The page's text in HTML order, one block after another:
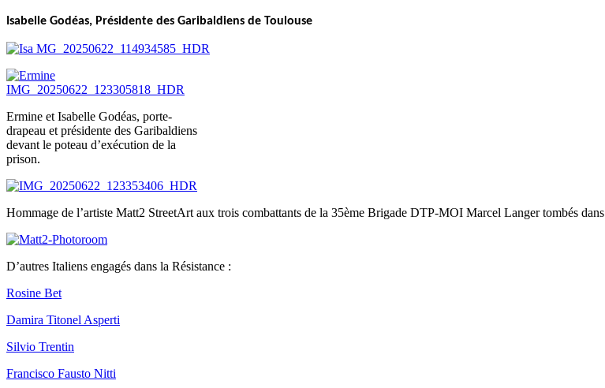
Isabelle Godéas, Présidente des Garibaldiens de Toulouse
Ermine et Isabelle Godéas, porte-
drapeau et présidente des Garibaldiens
devant le poteau d’exécution de la
prison.
Hommage de l’artiste Matt2 StreetArt aux trois combattants de la 35ème Brigade DTP-MOI Marcel Langer tombés dans
D’autres Italiens engagés dans la Résistance :
Rosine Bet
Damira Titonel Asperti
Silvio Trentin
Francisco Fausto Nitti